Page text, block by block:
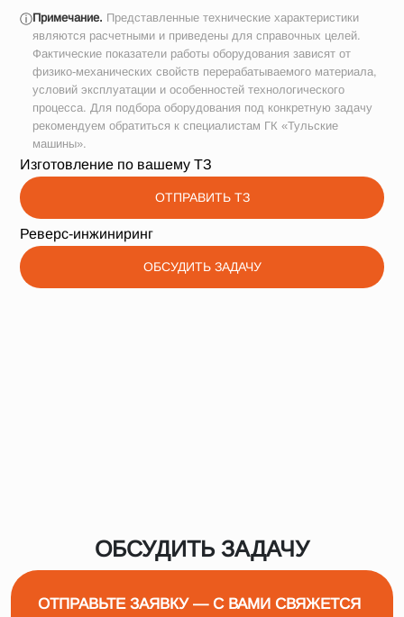
ⓘПримечание. Представленные технические характеристики
являются расчетными и приведены для справочных целей.
Фактические показатели работы оборудования зависят от
физико-механических свойств перерабатываемого материала,
условий эксплуатации и особенностей технологического
процесса. Для подбора оборудования под конкретную задачу
рекомендуем обратиться к специалистам ГК «Тульские
машины».
Изготовление по вашему ТЗ
ОТПРАВИТЬ ТЗ
Реверс-инжиниринг
ОБСУДИТЬ ЗАДАЧУ
ОБСУДИТЬ ЗАДАЧУ
ОТПРАВЬТЕ ЗАЯВКУ — С ВАМИ СВЯЖЕТСЯ